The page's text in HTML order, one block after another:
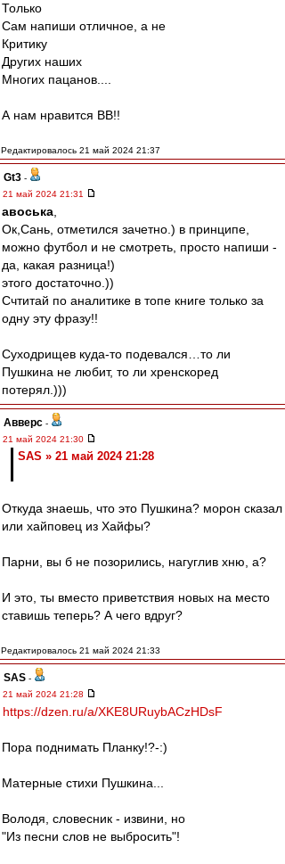
Только
Сам напиши отличное, а не
Критику
Других наших
Многих пацанов....
А нам нравится ВВ!!
Редактировалось 21 май 2024 21:37
Gt3 -
21 май 2024 21:31
авоська
Ок,Сань, отметился зачетно.) в принципе,
можно футбол и не смотреть, просто напиши -
да, какая разница!)
этого достаточно.))
Счтитай по аналитике в топе книге только за
одну эту фразу!!
Суходрищев куда-то подевался…то ли
Пушкина не любит, то ли хренскоред
потерял.)))
Авверс -
21 май 2024 21:30
SAS » 21 май 2024 21:28
Откуда знаешь, что это Пушкина? морон сказал
или хайповец из Хайфы?
Парни, вы б не позорились, нагуглив хню, а?
И это, ты вместо приветствия новых на место
ставишь теперь? А чего вдруг?
Редактировалось 21 май 2024 21:33
SAS -
21 май 2024 21:28
https://dzen.ru/a/XKE8URuybACzHDsF
Пора поднимать Планку!?-:)
Матерные стихи Пушкина...
Володя, словесник - извини, но
"Из песни слов не выбросить"!